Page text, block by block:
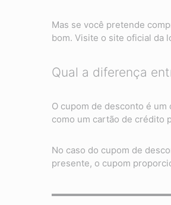
Mas se você pretende
bom. Visite o site oficial da
Qual a diferença
O cupom de desconto é
como um cartão de crédito
No caso do cupom de
presente, o cupom